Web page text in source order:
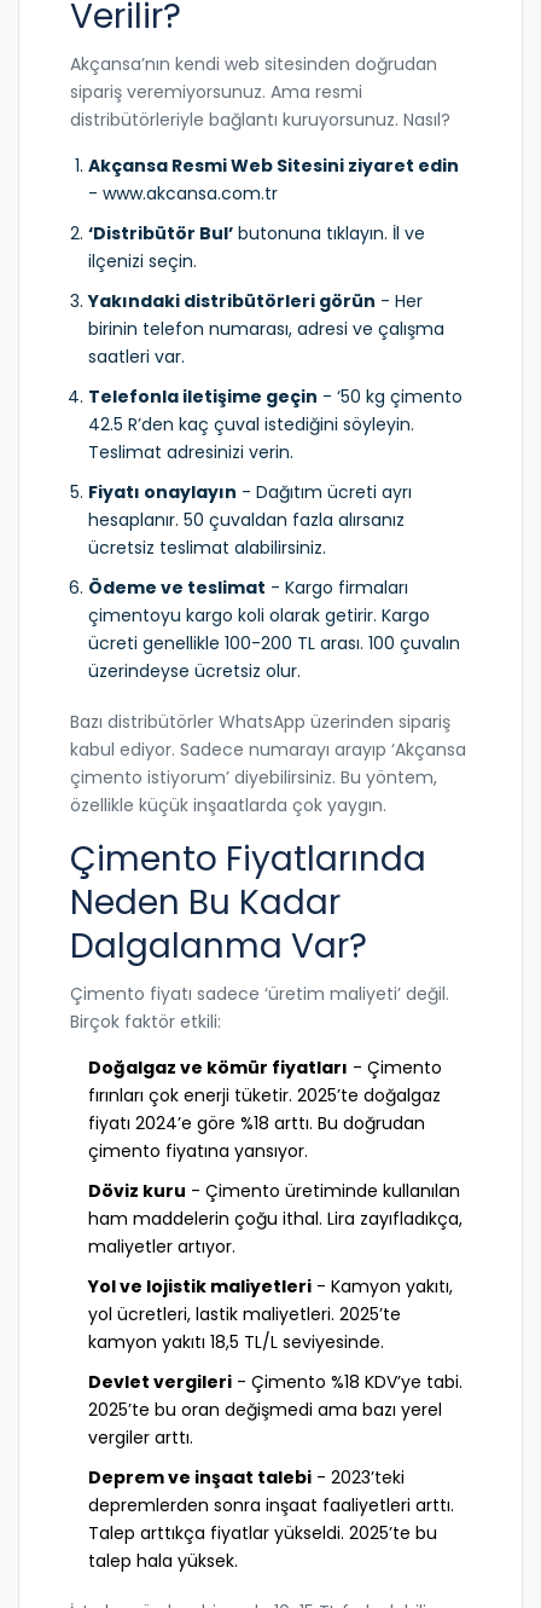
Verilir?
Akçansa’nın kendi web sitesinden doğrudan
sipariş veremiyorsunuz. Ama resmi
distribütörleriyle bağlantı kuruyorsunuz. Nasıl?
Akçansa Resmi Web Sitesini ziyaret edin
- www.akcansa.com.tr
‘Distribütör Bul’ butonuna tıklayın. İl ve
ilçenizi seçin.
Yakındaki distribütörleri görün - Her
birinin telefon numarası, adresi ve çalışma
saatleri var.
Telefonla iletişime geçin - ‘50 kg çimento
42.5 R’den kaç çuval istediğini söyleyin.
Teslimat adresinizi verin.
Fiyatı onaylayın - Dağıtım ücreti ayrı
hesaplanır. 50 çuvaldan fazla alırsanız
ücretsiz teslimat alabilirsiniz.
Ödeme ve teslimat - Kargo firmaları
çimentoyu kargo koli olarak getirir. Kargo
ücreti genellikle 100-200 TL arası. 100 çuvalın
üzerindeyse ücretsiz olur.
Bazı distribütörler WhatsApp üzerinden sipariş
kabul ediyor. Sadece numarayı arayıp ‘Akçansa
çimento istiyorum’ diyebilirsiniz. Bu yöntem,
özellikle küçük inşaatlarda çok yaygın.
Çimento Fiyatlarında
Neden Bu Kadar
Dalgalanma Var?
Çimento fiyatı sadece ‘üretim maliyeti’ değil.
Birçok faktör etkili:
Doğalgaz ve kömür fiyatları - Çimento
fırınları çok enerji tüketir. 2025’te doğalgaz
fiyatı 2024’e göre %18 arttı. Bu doğrudan
çimento fiyatına yansıyor.
Döviz kuru - Çimento üretiminde kullanılan
ham maddelerin çoğu ithal. Lira zayıfladıkça,
maliyetler artıyor.
Yol ve lojistik maliyetleri - Kamyon yakıtı,
yol ücretleri, lastik maliyetleri. 2025’te
kamyon yakıtı 18,5 TL/L seviyesinde.
Devlet vergileri - Çimento %18 KDV’ye tabi.
2025’te bu oran değişmedi ama bazı yerel
vergiler arttı.
Deprem ve inşaat talebi - 2023’teki
depremlerden sonra inşaat faaliyetleri arttı.
Talep arttıkça fiyatlar yükseldi. 2025’te bu
talep hala yüksek.